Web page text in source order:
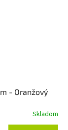
- Oranžový
Skladom